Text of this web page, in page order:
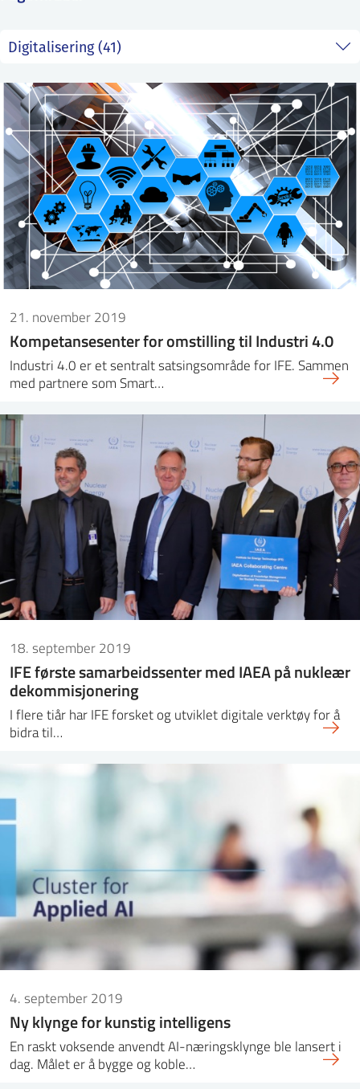
PRESSE ENGLISH
21. november 2019
Kompetansesenter for omstilling til Industri 4.0
Industri 4.0 er et sentralt satsingsområde for IFE. Sammen
med partnere som Smart…
18. september 2019
IFE første samarbeidssenter med IAEA på nukleær
dekommisjonering
I flere tiår har IFE forsket og utviklet digitale verktøy for å
bidra til…
4. september 2019
Ny klynge for kunstig intelligens
En raskt voksende anvendt AI-næringsklynge ble lansert i
dag. Målet er å bygge og koble…